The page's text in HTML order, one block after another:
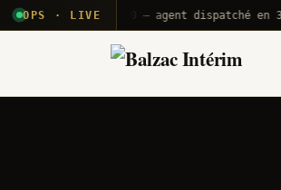
OPS · LIVE
· B71 Push A320 — agent dispatché en 38 min